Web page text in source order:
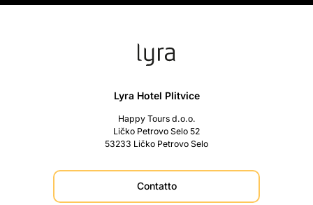
Lyra Hotel Plitvice
Happy Tours d.o.o.
Ličko Petrovo Selo 52
53233 Ličko Petrovo Selo
Contatto